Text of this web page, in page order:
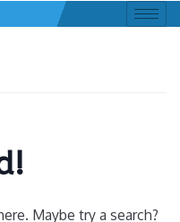
Maybe try a search?